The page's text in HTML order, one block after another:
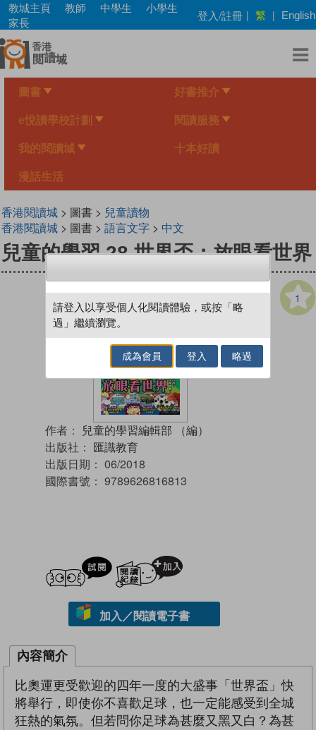
Skip
main
content
教城主頁 教師 中學生
小學生
家長
登入/註冊 | 繁 | English
圖書 好書推介
e悅讀學校計劃 閱讀服務
我的閱讀城 十本好讀
漫話生活
香港閱讀城> 圖書 > 兒童讀物
香港閱讀城> 圖書 > 語言文字> 中文
兒童的學習 28 世界盃：放眼看世界
1
作者： 兒童的學習編輯部 （編）
出版社： 匯識教育
出版日期： 06/2018
國際書號： 9789626816813
試閲
加入／閱讀電子書
內容簡介
比奧運更受歡迎的四年一度的大盛事「世界盃」快
將舉行，即使你不喜歡足球，也一定能感受到全城
狂熱的氣氛。但若問你足球為甚麼又黑又白？為甚
請登入以享受個人化閱讀體驗，或按「略
過」繼續瀏覽。
成為會員 登入 略過